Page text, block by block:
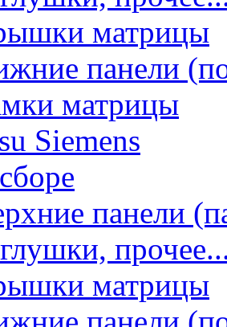
матрицы
панели
матрицы
Siemens
панели
матрицы